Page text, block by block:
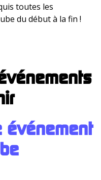
toutes les
du début à la fin !
événement
e